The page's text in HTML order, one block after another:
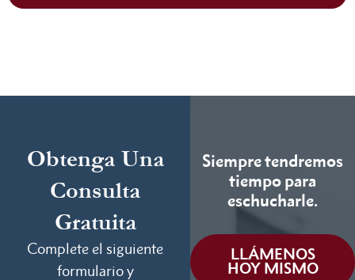
Obtenga Una
Consulta
Gratuita
Complete el siguiente
formulario y
Siempre tendremos
tiempo para
eschucharle.
LLÁMENOS
HOY MISMO